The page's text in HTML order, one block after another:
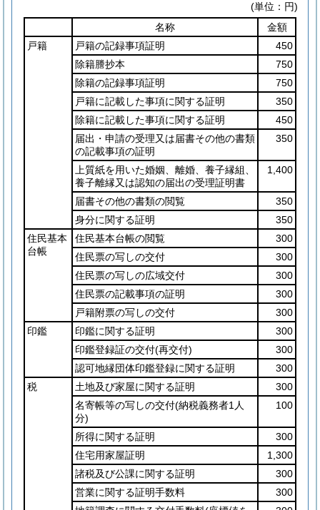
(単位：円)
名称
金額
戸籍
戸籍の記録事項証明
450
除籍謄抄本
750
除籍の記録事項証明
750
戸籍に記載した事項に関する証明
350
除籍に記載した事項に関する証明
450
届出・申請の受理又は届書その他の書類
の記載事項の証明
350
上質紙を用いた婚姻、離婚、養子縁組、
養子離縁又は認知の届出の受理証明書
1,400
届書その他の書類の閲覧
350
身分に関する証明
350
住民基本
台帳
住民基本台帳の閲覧
300
住民票の写しの交付
300
住民票の写しの広域交付
300
住民票の記載事項の証明
300
戸籍附票の写しの交付
300
印鑑
印鑑に関する証明
300
印鑑登録証の交付(再交付)
300
認可地縁団体印鑑登録に関する証明
300
税
土地及び家屋に関する証明
300
名寄帳等の写しの交付(納税義務者1人
分)
100
所得に関する証明
300
住宅用家屋証明
1,300
諸税及び公課に関する証明
300
営業に関する証明手数料
300